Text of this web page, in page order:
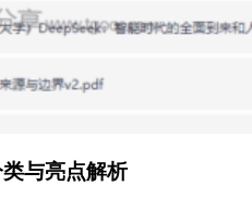
类与亮点解析